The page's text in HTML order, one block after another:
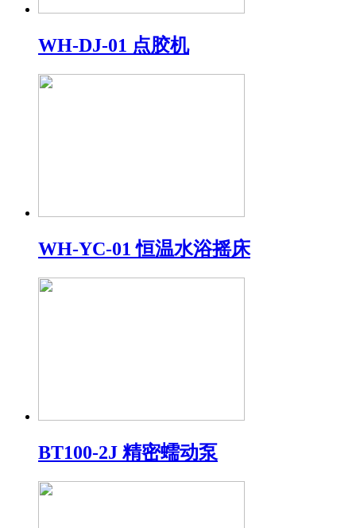
WH-DJ-01 点胶机
WH-YC-01 恒温水浴摇床
BT100-2J 精密蠕动泵